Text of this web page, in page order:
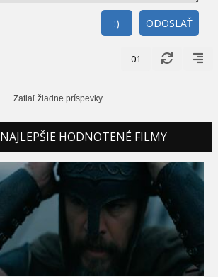
ODOSLAŤ
:)
01
Zatiaľ žiadne príspevky
NAJLEPŠIE HODNOTENÉ FILMY